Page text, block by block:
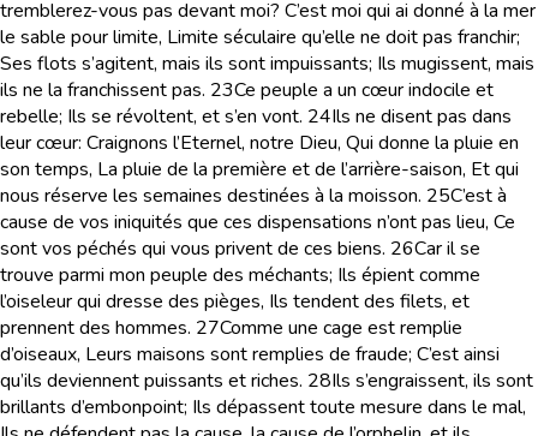
tremblerez-vous pas devant moi? C’est moi qui ai donné à la mer
le sable pour limite, Limite séculaire qu’elle ne doit pas franchir;
Ses flots s’agitent, mais ils sont impuissants; Ils mugissent, mais
ils ne la franchissent pas. 23Ce peuple a un cœur indocile et
rebelle; Ils se révoltent, et s’en vont. 24Ils ne disent pas dans
leur cœur: Craignons l’Eternel, notre Dieu, Qui donne la pluie en
son temps, La pluie de la première et de l’arrière-saison, Et qui
nous réserve les semaines destinées à la moisson. 25C’est à
cause de vos iniquités que ces dispensations n’ont pas lieu, Ce
sont vos péchés qui vous privent de ces biens. 26Car il se
trouve parmi mon peuple des méchants; Ils épient comme
l’oiseleur qui dresse des pièges, Ils tendent des filets, et
prennent des hommes. 27Comme une cage est remplie
d’oiseaux, Leurs maisons sont remplies de fraude; C’est ainsi
qu’ils deviennent puissants et riches. 28Ils s’engraissent, ils sont
brillants d’embonpoint; Ils dépassent toute mesure dans le mal,